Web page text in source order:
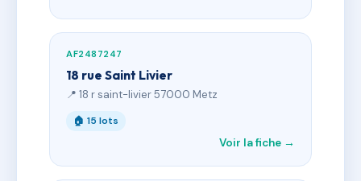
AF2487247
18 rue Saint Livier
📍 18 r saint-livier 57000 Metz
🏠 15 lots
Voir la fiche →